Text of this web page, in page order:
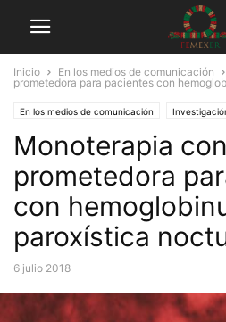
Inicio En los medios de comunicación
prometedora para pacientes con
En los medios de comunicación
Trabajo con farmacéuticas Tuits
Monoterapia
prometedora
con
paroxística
6 julio 2018